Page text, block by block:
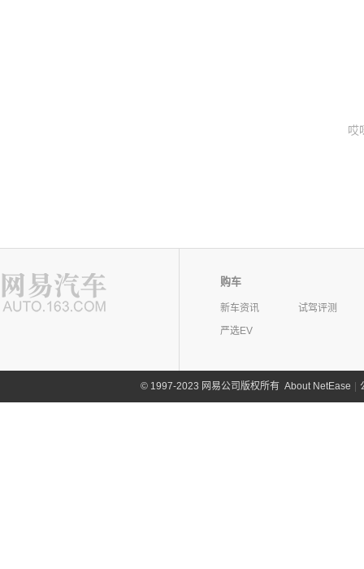
哎
购车
新车资讯
试驾评测
严选EV
©1997-2023 网易公司版权所有 About NetEase